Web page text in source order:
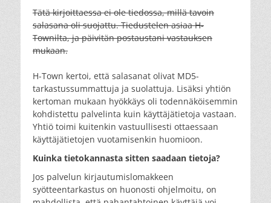
Tätä kirjoittaessa ei ole tiedossa, millä tavoin
salasana oli suojattu. Tiedustelen asiaa H-
Townilta, ja päivitän postaustani vastauksen
mukaan.
H-Town kertoi, että salasanat olivat MD5-
tarkastussummattuja ja suolattuja. Lisäksi yhtiön
kertoman mukaan hyökkäys oli todennäköisemmin
kohdistettu palvelinta kuin käyttäjätietoja vastaan.
Yhtiö toimi kuitenkin vastuullisesti ottaessaan
käyttäjätietojen vuotamisenkin huomioon.
Kuinka tietokannasta sitten saadaan tietoja?
Jos palvelun kirjautumislomakkeen
syötteentarkastus on huonosti ohjelmoitu, on